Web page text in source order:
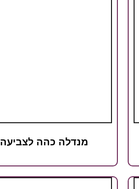
מנדלה כהה לצביעה